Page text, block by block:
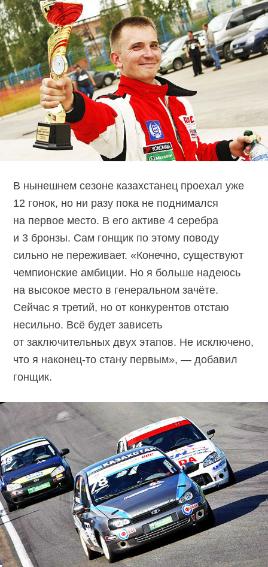
В нынешнем сезоне казахстанец проехал уже
12 гонок, но ни разу пока не поднимался
на первое место. В его активе 4 серебра
и 3 бронзы. Сам гонщик по этому поводу
сильно не переживает. «Конечно, существуют
чемпионские амбиции. Но я больше надеюсь
на высокое место в генеральном зачёте.
Сейчас я третий, но от конкурентов отстаю
несильно. Всё будет зависеть
от заключительных двух этапов. Не исключено,
что я наконец-то стану первым», — добавил
гонщик.